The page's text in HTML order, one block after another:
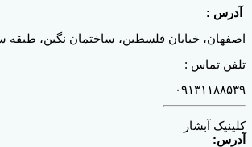
آدرس :
اصفهان، خیابان فلسطین، ساختمان نگین، طبقه
تلفن تماس :
۰۹۱۳۱۱۸۸۵۳۹
کلینیک آبشار
آدرس: